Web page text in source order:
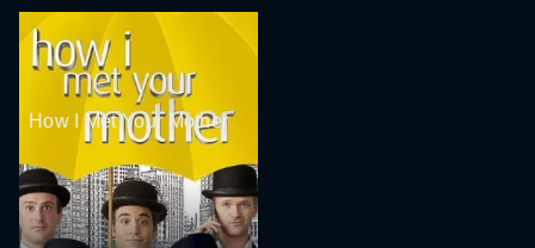
How I Met Your Mother